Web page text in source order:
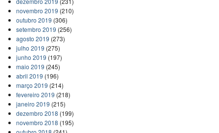
novembro 2019 (210)
outubro 2019 (306)
setembro 2019 (256)
agosto 2019 (273)
julho 2019 (275)
junho 2019 (197)
maio 2019 (245)
abril 2019 (196)
março 2019 (214)
fevereiro 2019 (218)
janeiro 2019 (215)
dezembro 2018 (199)
novembro 2018 (195)